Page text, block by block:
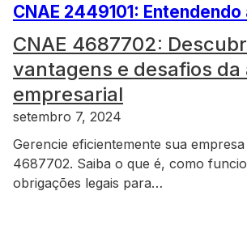
CNAE 4687702:
vantagens e desafios da
empresarial
setembro 7, 2024
Gerencie eficientemente sua
4687702. Saiba o que é, como
obrigações legais para…